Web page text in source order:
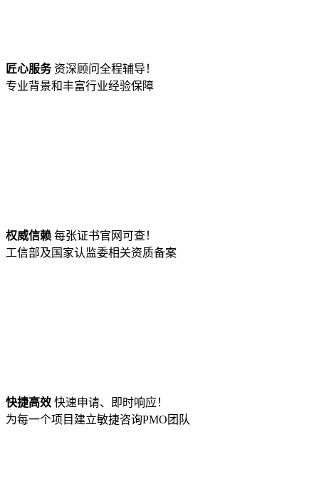
匠心服务资深顾问全程辅导！
专业背景和丰富行业经验保障
权威信赖 每张证书官网可查！
工信部及国家认监委相关资质备案
快捷高效 快速申请、即时响应！
为每一个项目建立敏捷咨询PMO团队